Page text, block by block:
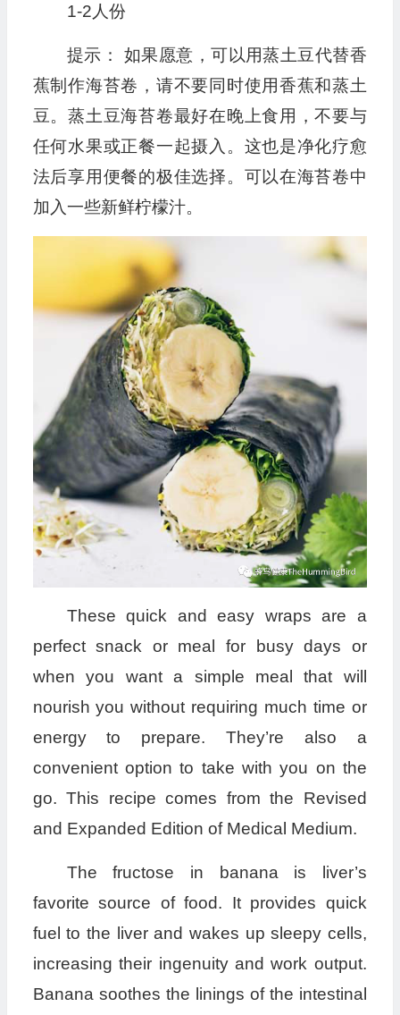
1-2人份
提示： 如果愿意，可以用蒸土豆代替香
蕉制作海苔卷，请不要同时使用香蕉和蒸土
豆。蒸土豆海苔卷最好在晚上食用，不要与
任何水果或正餐一起摄入。这也是净化疗愈
法后享用便餐的极佳选择。可以在海苔卷中
加入一些新鲜柠檬汁。
These quick and easy wraps are a
perfect snack or meal for busy days or
when you want a simple meal that will
nourish you without requiring much time or
energy to prepare. They’re also a
convenient option to take with you on the
go. This recipe comes from the Revised
and Expanded Edition of Medical Medium.
The fructose in banana is liver’s
favorite source of food. It provides quick
fuel to the liver and wakes up sleepy cells,
increasing their ingenuity and work output.
Banana soothes the linings of the intestinal